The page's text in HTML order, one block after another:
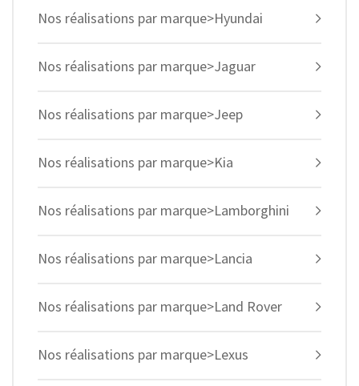
Nos réalisations par marque>Hyundai
Nos réalisations par marque>Jaguar
Nos réalisations par marque>Jeep
Nos réalisations par marque>Kia
Nos réalisations par marque>Lamborghini
Nos réalisations par marque>Lancia
Nos réalisations par marque>Land Rover
Nos réalisations par marque>Lexus